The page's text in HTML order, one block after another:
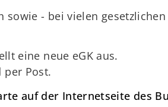
- bei vielen
eine neue eGK aus.
per Post.
auf der Internetseite des